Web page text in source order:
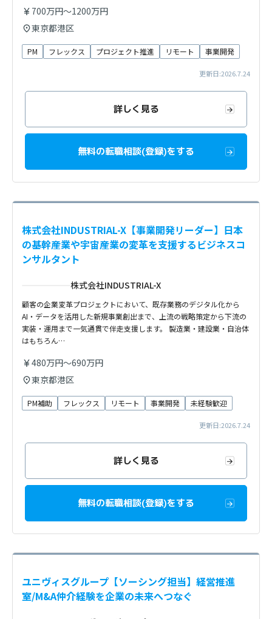
700万円～1200万円
東京都港区
PM フレックス プロジェクト推進 リモート 事業開発
更新日:2026.7.24
詳しく見る
無料の転職相談(登録)をする
株式会社INDUSTRIAL-X【事業開発リーダー】日本
の基幹産業や宇宙産業の変革を支援するビジネスコ
ンサルタント
株式会社INDUSTRIAL-X
顧客の企業変革プロジェクトにおいて、既存業務のデジタル化から
AI・データを活用した新規事業創出まで、上流の戦略策定から下流の
実装・運用まで一気通貫で伴走支援します。 製造業・建設業・自治体
はもちろん…
480万円～690万円
東京都港区
PM補助 フレックス リモート 事業開発 未経験歓迎
更新日:2026.7.24
詳しく見る
無料の転職相談(登録)をする
ユニヴィスグループ【ソーシング担当】経営推進
室/M&A仲介経験を企業の未来へつなぐ